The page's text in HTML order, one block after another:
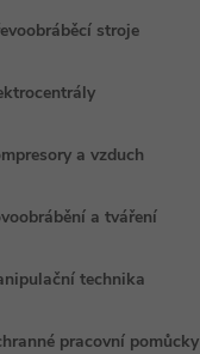
stroje
a vzduch
a tváření
technika
pracovní pomůcky